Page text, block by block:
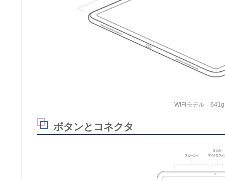
WiFiモデル 641g
ボタンとコネクタ